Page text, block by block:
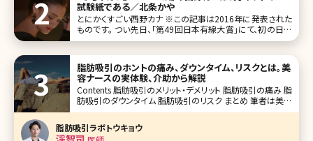
試験紙である／北条かや
とにかくすごい西野カナ ※この記事は2016年に発表された
ものです。 つい先日、「第49回日本有線大賞」にて、初の日本
有線大賞を受賞した西野カナ。デビューした10代の頃から、
いのだろう、
脂肪吸引のホントの痛み、ダウンタイム、リスクとは。美
容ナースの実体験、介助から解説
Contents 脂肪吸引のメリット・デメリット 脂肪吸引の痛み 脂
肪吸引のダウンタイム 脂肪吸引のリスク まとめ 筆者は美容
クリニックに勤務してから、様々な美容医療による治療を行
膚治療やスキンケ
脂肪吸引ラボトウキョウ